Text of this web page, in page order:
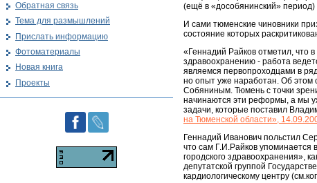
(ещё в «дособянинский»
И сами тюменские чиновники
состояние которых
«Геннадий Райков отметил, что
здравоохранению - работа
являемся первопроходцами в
но опыт уже наработан. Об этом
Собяниным. Тюмень с точки
начинаются эти реформы, а мы
задачи, которые поставил
на Тюменской области»,
Геннадий Иванович польстил
что сам Г.И.Райков упоминается
городского здравоохранения»,
депутатской группой
кардиологическому центру
Обратная связь
Тема для размышлений
Прислать информацию
Фотоматериалы
Новая книга
Проекты